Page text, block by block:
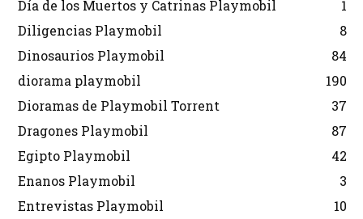
Día de los Muertos y Catrinas Playmobil
1
Diligencias Playmobil
8
Dinosaurios Playmobil
84
diorama playmobil
190
Dioramas de Playmobil Torrent
37
Dragones Playmobil
87
Egipto Playmobil
42
Enanos Playmobil
3
Entrevistas Playmobil
10